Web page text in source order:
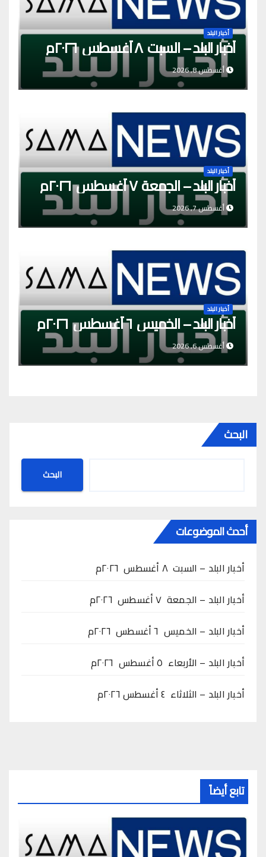
أخبار البلد
أخبار البلد – السبت ٨ أغسطس ٢٠٢٦م
أغسطس 8, 2026
أخبار البلد
أخبار البلد – الجمعة ٧ أغسطس ٢٠٢٦م
أغسطس 7, 2026
أخبار البلد
أخبار البلد – الخميس ٦ أغسطس ٢٠٢٦م
أغسطس 6, 2026
البحث
البحث
أحدث الموضوعات
أخبار البلد – السبت ٨ أغسطس ٢٠٢٦م
أخبار البلد – الجمعة ٧ أغسطس ٢٠٢٦م
أخبار البلد – الخميس ٦ أغسطس ٢٠٢٦م
أخبار البلد – الأربعاء ٥ أغسطس ٢٠٢٦م
أخبار البلد – الثلاثاء ٤ أغسطس ٢٠٢٦م
تابع أيضاً